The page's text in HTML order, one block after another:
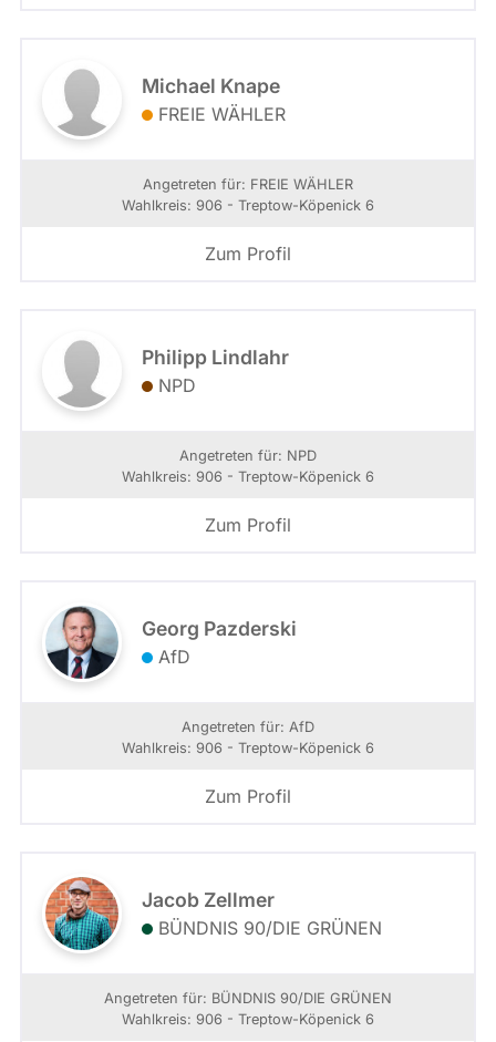
Michael Knape
FREIE WÄHLER
Angetreten für: FREIE WÄHLER
Wahlkreis: 906 - Treptow-Köpenick 6
Zum Profil
Philipp Lindlahr
NPD
Angetreten für: NPD
Wahlkreis: 906 - Treptow-Köpenick 6
Zum Profil
Georg Pazderski
AfD
Angetreten für: AfD
Wahlkreis: 906 - Treptow-Köpenick 6
Zum Profil
Jacob Zellmer
BÜNDNIS 90/­DIE GRÜNEN
Angetreten für: BÜNDNIS 90/­DIE GRÜNEN
Wahlkreis: 906 - Treptow-Köpenick 6